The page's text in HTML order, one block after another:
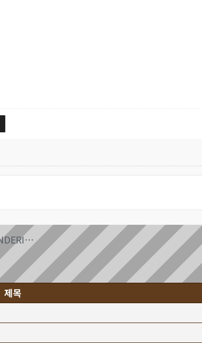
REQUEST FOR REDUCED FLOOR PLAN + INTERIOR RENDERINGS
제목